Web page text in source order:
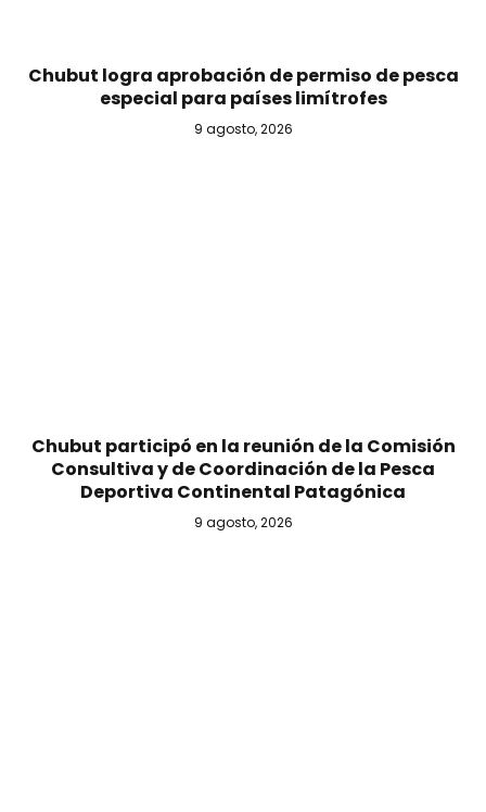
Chubut logra aprobación de permiso de pesca
especial para países limítrofes
9 agosto, 2026
Chubut participó en la reunión de la Comisión
Consultiva y de Coordinación de la Pesca
Deportiva Continental Patagónica
9 agosto, 2026